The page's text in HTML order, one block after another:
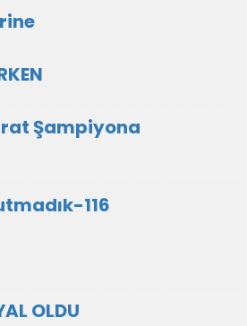
Şampiyona
116
OLDU